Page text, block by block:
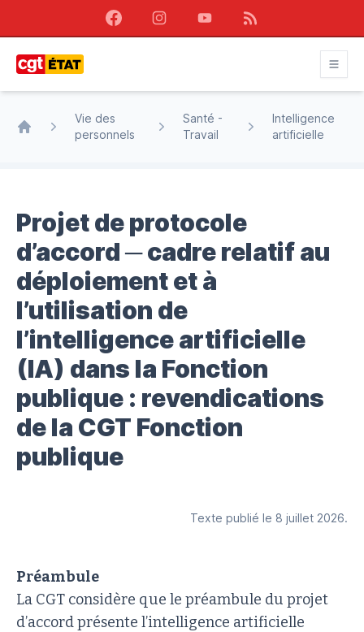
FacebookInstagramYoutubeRSS
Vie des
personnels
Santé -
Travail
Intelligence
artificielle
Projet de protocole
d’accord ─ cadre relatif au
déploiement et à
l’utilisation de
l’intelligence artificielle
(IA) dans la Fonction
publique : revendications
de la CGT Fonction
publique
Texte publié le 8 juillet 2026.
Préambule
La CGT considère que le préambule du projet
d’accord présente l’intelligence artificielle